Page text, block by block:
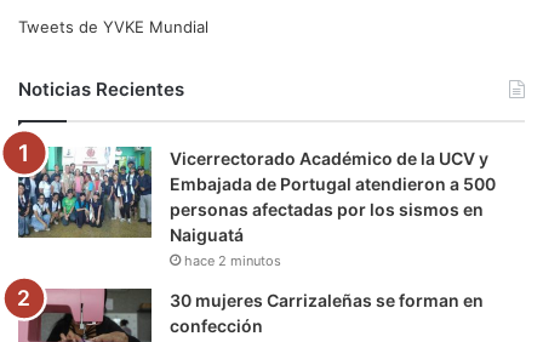
e
o
o
k
t
e
r
b
e
g
r
a
r
a
m
k
Tweets de YVKE Mundial
Noticias Recientes
Vicerrectorado Académico de la UCV y
Embajada de Portugal atendieron a 500
personas afectadas por los sismos en
Naiguatá
hace 2 minutos
30 mujeres Carrizaleñas se forman en
confección